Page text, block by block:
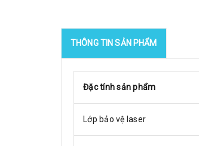
THÔNG TIN SẢN PHẨM
Đặc tính sản phẩm
Lớp bảo vệ laser